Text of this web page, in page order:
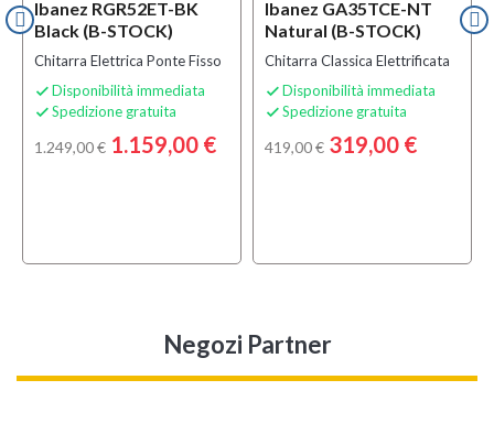
Ibanez RGR52ET-BK
Black (B-STOCK)
Chitarra Elettrica Ponte Fisso
 Disponibilità immediata
 Spedizione gratuita
1.249,00 € 1.159,00 €
Ibanez GA35TCE-NT
Natural (B-STOCK)
Chitarra Classica Elettrificata
 Disponibilità immediata
 Spedizione gratuita
419,00 € 319,00 €
Negozi Partner